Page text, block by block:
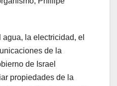
la electricidad, el
de la
de Israel
propiedades de la